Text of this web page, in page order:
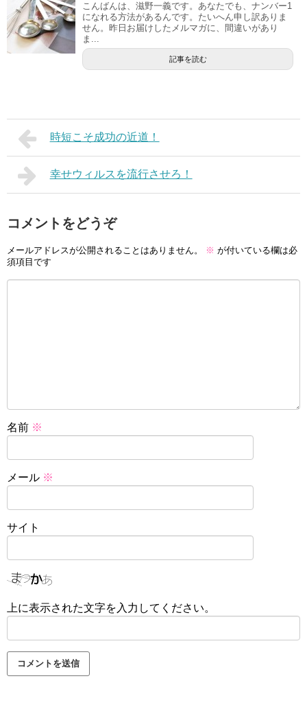
こんばんは、滋野一義です。あなたでも、ナンバー1
になれる方法があるんです。たいへん申し訳ありま
せん。昨日お届けしたメルマガに、間違いがあり
ま...
記事を読む
時短こそ成功の近道！
幸せウィルスを流行させろ！
コメントをどうぞ
メールアドレスが公開されることはありません。 ※ が付いている欄は必
須項目です
名前 ※
メール ※
サイト
上に表示された文字を入力してください。